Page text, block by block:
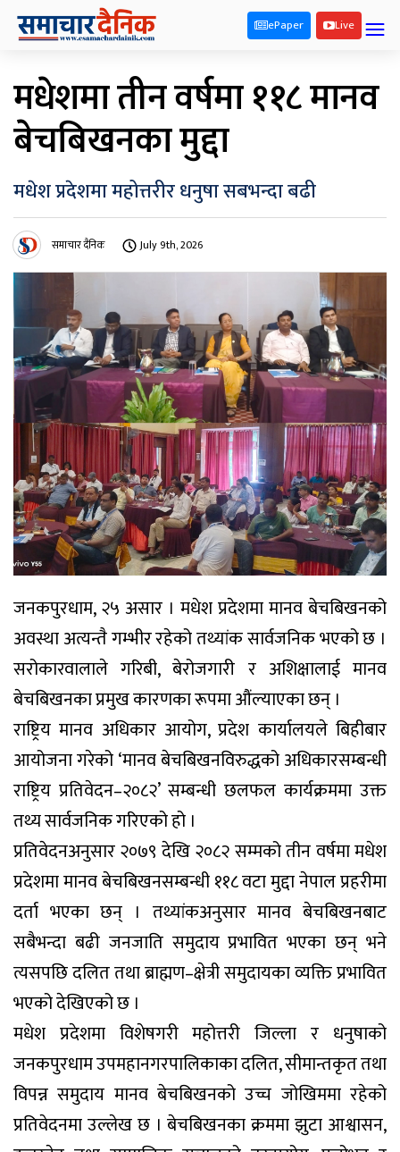
ePaper Live
मधेशमा तीन वर्षमा ११८ मानव
बेचबिखनका मुद्दा
मधेश प्रदेशमा महोत्तरीर धनुषा सबभन्दा बढी
समाचार दैनिक July 9th, 2026
जनकपुरधाम, २५ असार । मधेश प्रदेशमा मानव बेचबिखनको
अवस्था अत्यन्तै गम्भीर रहेको तथ्यांक सार्वजनिक भएको छ ।
सरोकारवालाले गरिबी, बेरोजगारी र अशिक्षालाई मानव
बेचबिखनका प्रमुख कारणका रूपमा औंल्याएका छन् ।
राष्ट्रिय मानव अधिकार आयोग, प्रदेश कार्यालयले बिहीबार
आयोजना गरेको ‘मानव बेचबिखनविरुद्धको अधिकारसम्बन्धी
राष्ट्रिय प्रतिवेदन–२०८२’ सम्बन्धी छलफल कार्यक्रममा उक्त
तथ्य सार्वजनिक गरिएको हो ।
प्रतिवेदनअनुसार २०७९ देखि २०८२ सम्मको तीन वर्षमा मधेश
प्रदेशमा मानव बेचबिखनसम्बन्धी ११८ वटा मुद्दा नेपाल प्रहरीमा
दर्ता भएका छन् । तथ्यांकअनुसार मानव बेचबिखनबाट
सबैभन्दा बढी जनजाति समुदाय प्रभावित भएका छन् भने
त्यसपछि दलित तथा ब्राह्मण–क्षेत्री समुदायका व्यक्ति प्रभावित
भएको देखिएको छ ।
मधेश प्रदेशमा विशेषगरी महोत्तरी जिल्ला र धनुषाको
जनकपुरधाम उपमहानगरपालिकाका दलित, सीमान्तकृत तथा
विपन्न समुदाय मानव बेचबिखनको उच्च जोखिममा रहेको
प्रतिवेदनमा उल्लेख छ । बेचबिखनका क्रममा झुटा आश्वासन,